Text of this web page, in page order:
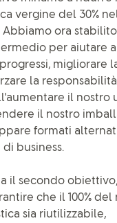
vergine del 30%
Abbiamo ora
per aiutare a
migliorare
la
il nostro
il nostro
formati
business.
il secondo obiettivo,
che il 100% del
sia riutilizzabile,